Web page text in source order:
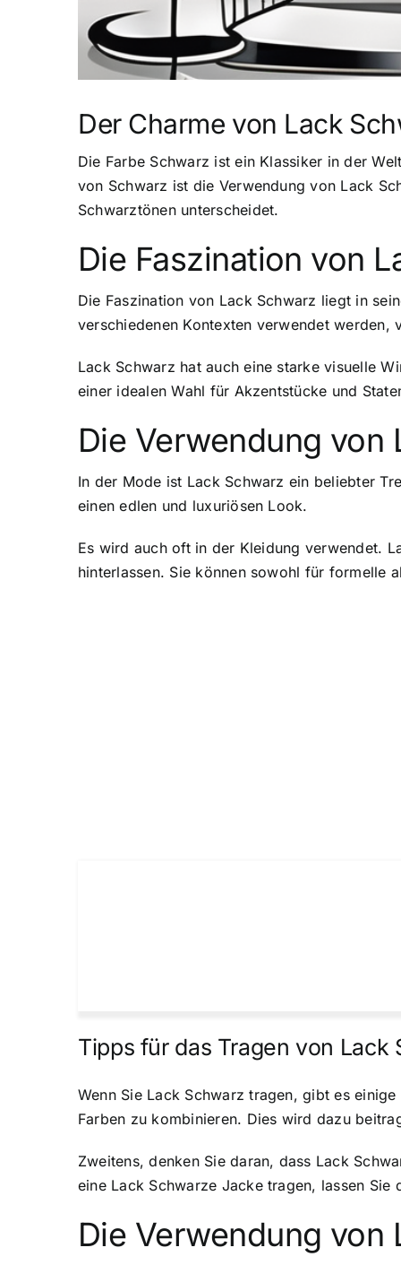
Der Charme von Lack
Die Farbe Schwarz ist ein Klassiker in der
von Schwarz ist die Verwendung von Lack
Schwarztönen unterscheidet.
Die Faszination von
Die Faszination von Lack Schwarz liegt in
verschiedenen Kontexten verwendet werden,
Lack Schwarz hat auch eine starke visuelle
einer idealen Wahl für Akzentstücke und
Die Verwendung
In der Mode ist Lack Schwarz ein beliebter
einen edlen und luxuriösen Look.
Es wird auch oft in der Kleidung verwendet.
hinterlassen. Sie können sowohl für formelle
Tipps für das Tragen von Lack
Wenn Sie Lack Schwarz tragen, gibt es
Farben zu kombinieren. Dies wird dazu
Zweitens, denken Sie daran, dass Lack
eine Lack Schwarze Jacke tragen, lassen Sie
Die Verwendung